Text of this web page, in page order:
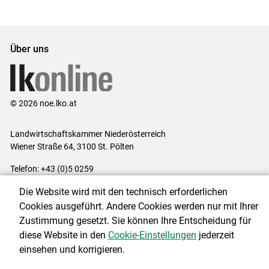
Über uns
© 2026 noe.lko.at
Landwirtschaftskammer Niederösterreich
Wiener Straße 64, 3100 St. Pölten
Telefon: +43 (0)5 0259
Impressum|Kontakt|Datenschutzerklärung|Barrierefreiheit|
Cookie-Einstellungen
Die Website wird mit den technisch erforderlichen
Cookies ausgeführt. Andere Cookies werden nur mit Ihrer
Zustimmung gesetzt. Sie können Ihre Entscheidung für
diese Website in den Cookie-Einstellungen jederzeit
einsehen und korrigieren.